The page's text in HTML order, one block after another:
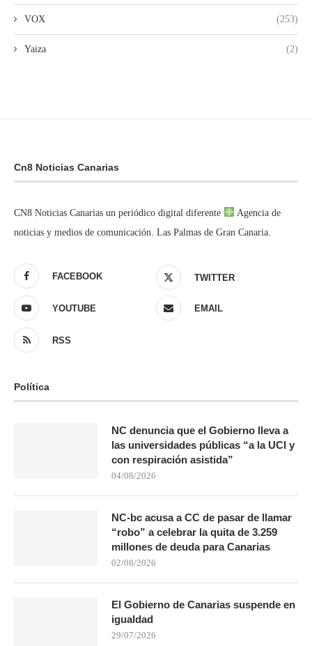
VOX (253)
Yaiza (2)
Cn8 Noticias Canarias
CN8 Noticias Canarias un periódico digital diferente
Agencia de
noticias y medios de comunicación. Las Palmas de Gran Canaria.
FACEBOOK TWITTER
YOUTUBE EMAIL
RSS
Política
NC denuncia que el Gobierno lleva a
las universidades públicas “a la UCI y
con respiración asistida”
04/08/2026
NC-bc acusa a CC de pasar de llamar
“robo” a celebrar la quita de 3.259
millones de deuda para Canarias
02/08/2026
El Gobierno de Canarias suspende en
igualdad
29/07/2026